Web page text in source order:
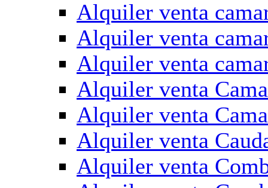
Alquiler venta
Alquiler venta
Alquiler venta
Alquiler venta
Alquiler venta
Alquiler venta
Alquiler venta